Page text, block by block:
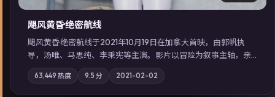
飓风黄昏·绝密航线
飓风黄昏·绝密航线于2021年10月19日在加拿大首映，由郭帆执
导，汤唯、马思纯、李秉宪等主演。影片以冒险为叙事主轴，亲
情与职责必须在倒计时结束前做出抉择；摄影与配乐强化地域气
质；站内亦可通过「国产免费观看高清电视剧在线看」延展检索
同类型高分佳作，畅享高清在线追剧体验。
63,449 热度 9.5 分 2021-02-02